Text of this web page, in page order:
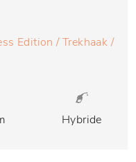
Edition / Trekhaak /
Hybride